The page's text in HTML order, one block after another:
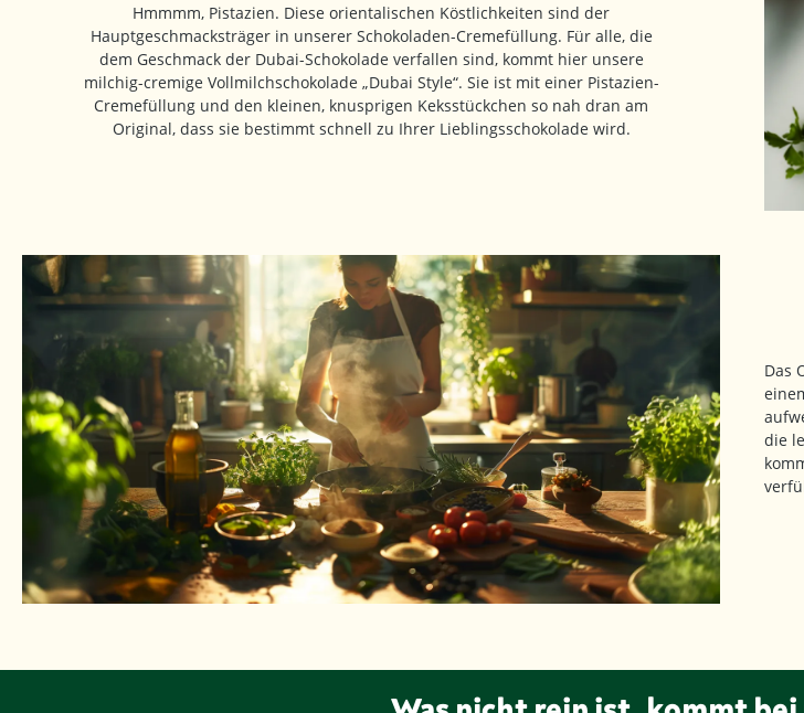
Hmmmm, Pistazien. Diese orientalischen Köstlichkeiten sind der
Hauptgeschmacksträger in unserer Schokoladen-Cremefüllung. Für alle, die
dem Geschmack der Dubai-Schokolade verfallen sind, kommt hier unsere
milchig-cremige Vollmilchschokolade „Dubai Style“. Sie ist mit einer Pistazien-
Cremefüllung und den kleinen, knusprigen Keksstückchen so nah dran am
Original, dass sie bestimmt schnell zu Ihrer Lieblingsschokolade wird.
Das
die